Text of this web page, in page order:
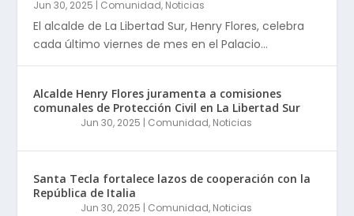
Jun 30, 2025 Comunidad, Noticias
El alcalde de La Libertad Sur, Henry Flores, celebra
cada último viernes de mes en el Palacio...
Alcalde Henry Flores juramenta a comisiones
comunales de Protección Civil en La Libertad Sur
Jun 30, 2025 Comunidad, Noticias
Santa Tecla fortalece lazos de cooperación con la
República de Italia
Jun 30, 2025 Comunidad, Noticias